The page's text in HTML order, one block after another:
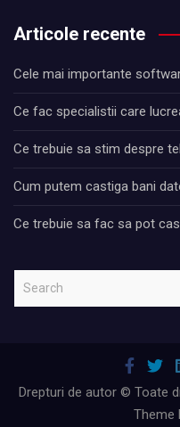
Articole recente
Cele mai importante
Ce fac specialistii care
Ce trebuie sa stim despre
Cum putem castiga bani
Ce trebuie sa fac sa pot
hDrepturi de autor © Toate
Theme